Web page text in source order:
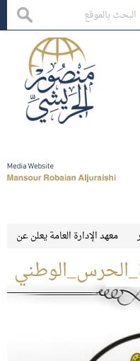
معهد الإدارة العامة يعلن عن توفر